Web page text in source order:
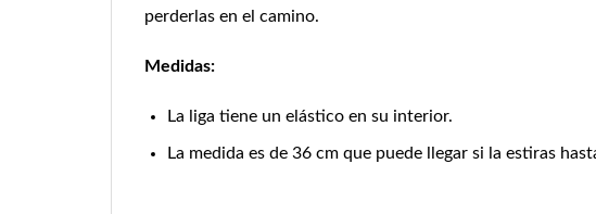
perderlas en el camino.
Medidas:
La liga tiene un elástico en su interior.
La medida es de 36 cm que puede llegar si la estiras